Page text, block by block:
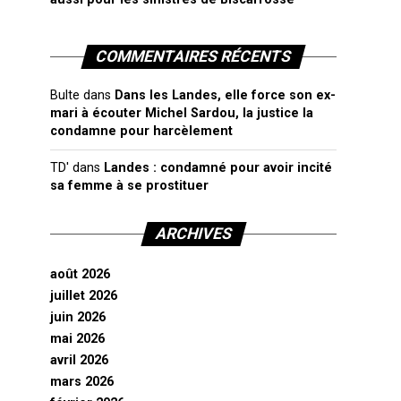
COMMENTAIRES RÉCENTS
Bulte dans Dans les Landes, elle force son ex-
mari à écouter Michel Sardou, la justice la
condamne pour harcèlement
TD' dans Landes : condamné pour avoir incité
sa femme à se prostituer
ARCHIVES
août 2026
juillet 2026
juin 2026
mai 2026
avril 2026
mars 2026